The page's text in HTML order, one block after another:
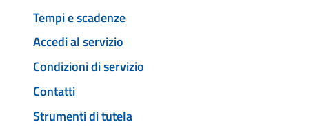
Tempi e scadenze
Accedi al servizio
Condizioni di servizio
Contatti
Strumenti di tutela